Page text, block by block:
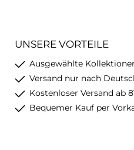
UNSERE VORTEILE
Ausgewählte
Versand nur nach
Kostenloser Versand ab
Bequemer Kauf per